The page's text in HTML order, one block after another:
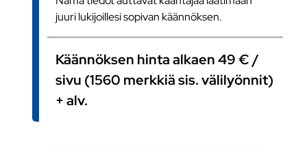
juuri lukijoillesi sopivan käännöksen.
Käännöksen hinta alkaen 49 € /
sivu (1560 merkkiä sis. välilyönnit)
+ alv.